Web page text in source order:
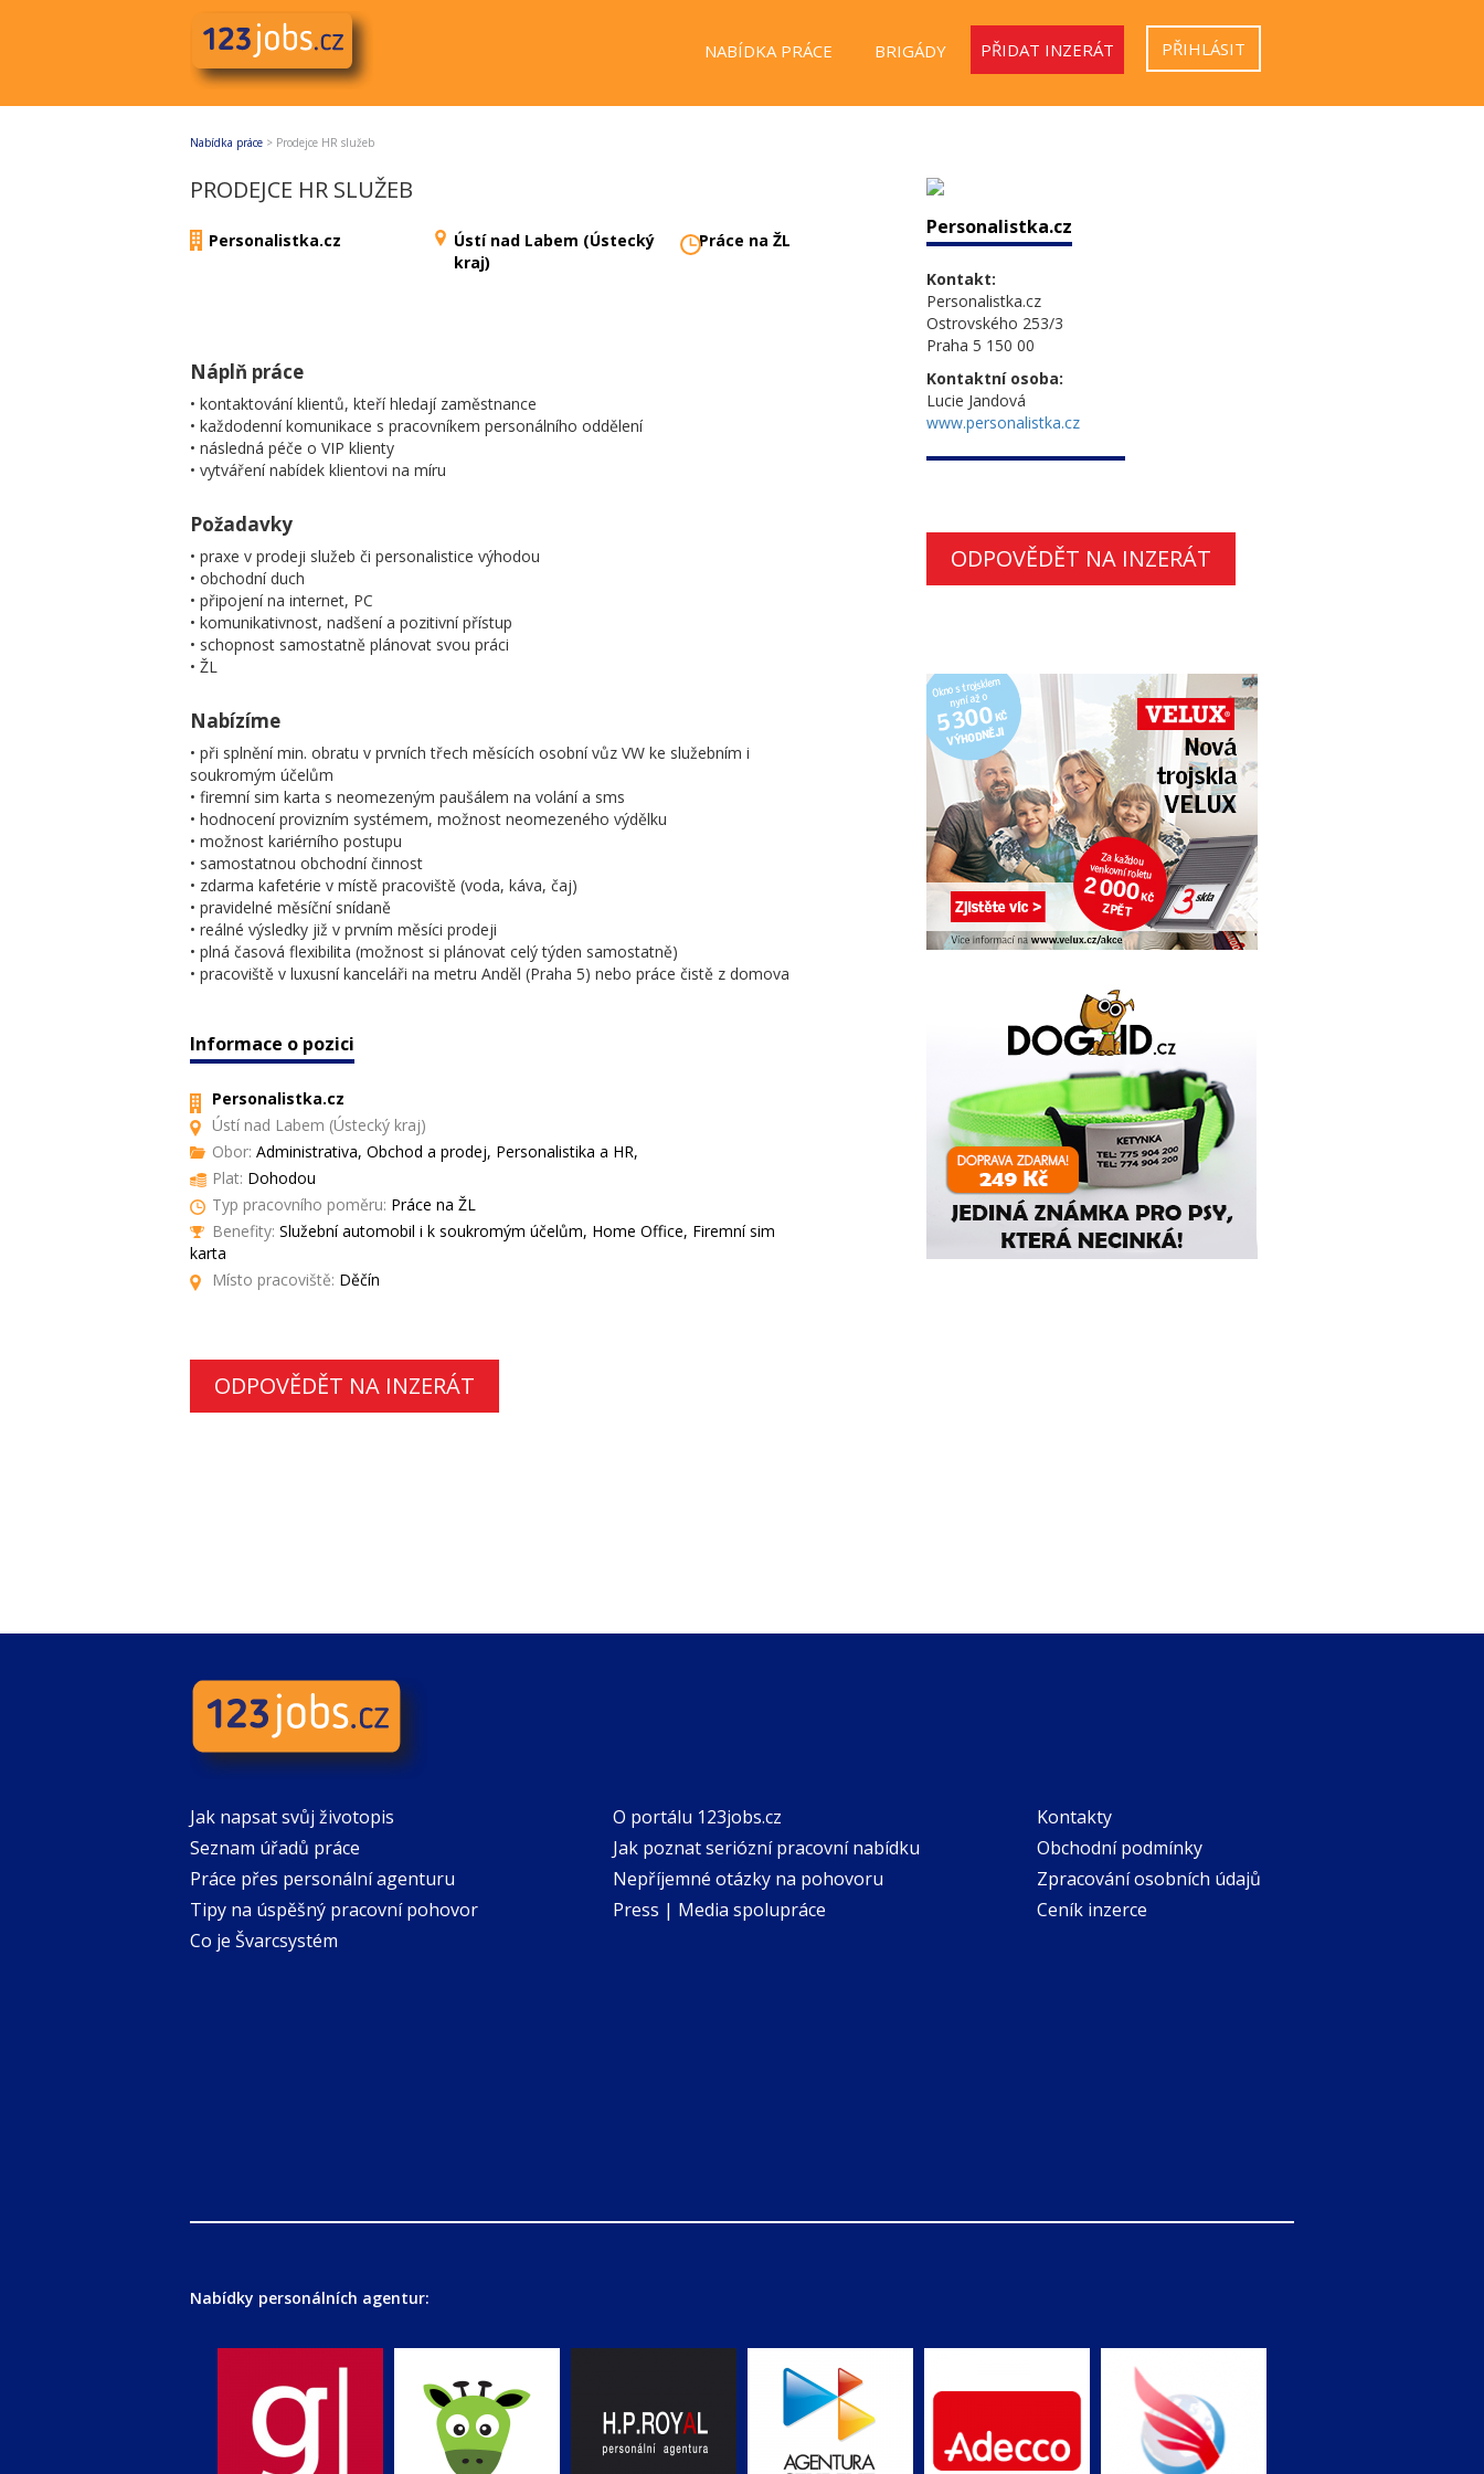
NABÍDKA PRÁCE BRIGÁDY PŘIDAT INZERÁT PŘIHLÁSIT
Nabídka práce > Prodejce HR služeb
PRODEJCE HR SLUŽEB
Personalistka.cz
Ústí nad Labem (Ústecký
kraj)
Práce na ŽL
Náplň práce
• kontaktování klientů, kteří hledají zaměstnance
• každodenní komunikace s pracovníkem personálního oddělení
• následná péče o VIP klienty
• vytváření nabídek klientovi na míru
Požadavky
• praxe v prodeji služeb či personalistice výhodou
• obchodní duch
• připojení na internet, PC
• komunikativnost, nadšení a pozitivní přístup
• schopnost samostatně plánovat svou práci
• ŽL
Nabízíme
• při splnění min. obratu v prvních třech měsících osobní vůz VW ke služebním i
soukromým účelům
• firemní sim karta s neomezeným paušálem na volání a sms
• hodnocení provizním systémem, možnost neomezeného výdělku
• možnost kariérního postupu
• samostatnou obchodní činnost
• zdarma kafetérie v místě pracoviště (voda, káva, čaj)
• pravidelné měsíční snídaně
• reálné výsledky již v prvním měsíci prodeji
• plná časová flexibilita (možnost si plánovat celý týden samostatně)
• pracoviště v luxusní kanceláři na metru Anděl (Praha 5) nebo práce čistě z domova
Informace o pozici
Personalistka.cz
Ústí nad Labem (Ústecký kraj)
Obor: Administrativa, Obchod a prodej, Personalistika a HR,
Plat: Dohodou
Typ pracovního poměru: Práce na ŽL
Benefity: Služební automobil i k soukromým účelům, Home Office, Firemní sim
karta
Místo pracoviště: Děčín
ODPOVĚDĚT NA INZERÁT
Personalistka.cz
Kontakt:
Personalistka.cz
Ostrovského 253/3
Praha 5 150 00
Kontaktní osoba:
Lucie Jandová
www.personalistka.cz
ODPOVĚDĚT NA INZERÁT
Jak napsat svůj životopis
Seznam úřadů práce
Práce přes personální agenturu
Tipy na úspěšný pracovní pohovor
Co je Švarcsystém
O portálu 123jobs.cz
Jak poznat seriózní pracovní nabídku
Nepříjemné otázky na pohovoru
Press | Media spolupráce
Kontakty
Obchodní podmínky
Zpracování osobních údajů
Ceník inzerce
Nabídky personálních agentur: